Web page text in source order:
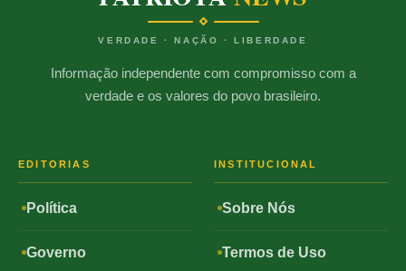
VERDADE · NAÇÃO · LIBERDADE
Informação independente com compromisso com a
verdade e os valores do povo brasileiro.
EDITORIAS
Política
Governo
INSTITUCIONAL
Sobre Nós
Termos de Uso